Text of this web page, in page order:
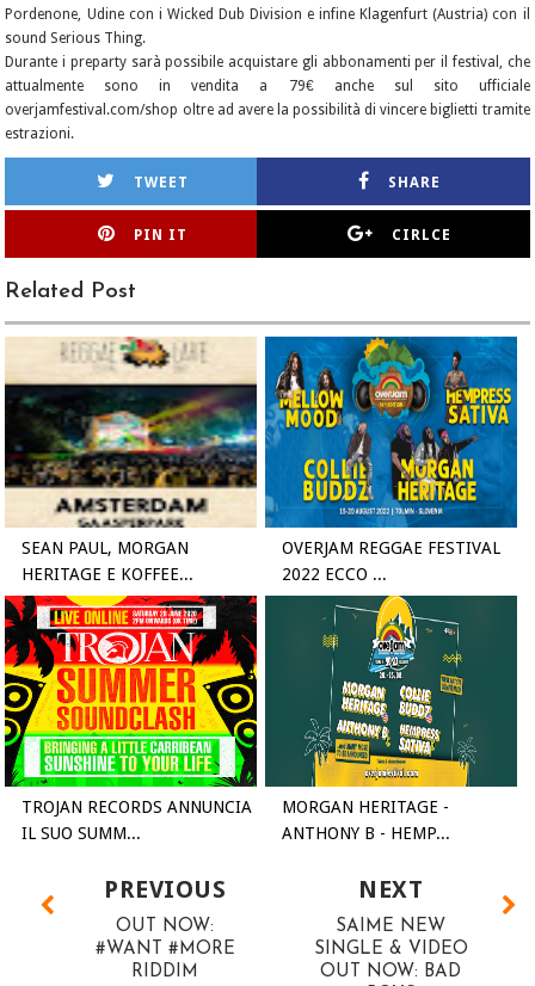
Pordenone, Udine con i Wicked Dub Division e infine Klagenfurt (Austria) con il
sound Serious Thing.
Durante i preparty sarà possibile acquistare gli abbonamenti per il festival, che
attualmente sono in vendita a 79€ anche sul sito ufficiale
overjamfestival.com/shop oltre ad avere la possibilità di vincere biglietti tramite
estrazioni.
TWEET SHARE
PIN IT CIRLCE
Related Post
SEAN PAUL, MORGAN
HERITAGE E KOFFEE...
OVERJAM REGGAE FESTIVAL
2022 ECCO ...
TROJAN RECORDS ANNUNCIA
IL SUO SUMM...
MORGAN HERITAGE -
ANTHONY B - HEMP...
NEXT
SAIME NEW
SINGLE & VIDEO
OUT NOW: BAD
PREVIOUS
OUT NOW:
#WANT #MORE
RIDDIM